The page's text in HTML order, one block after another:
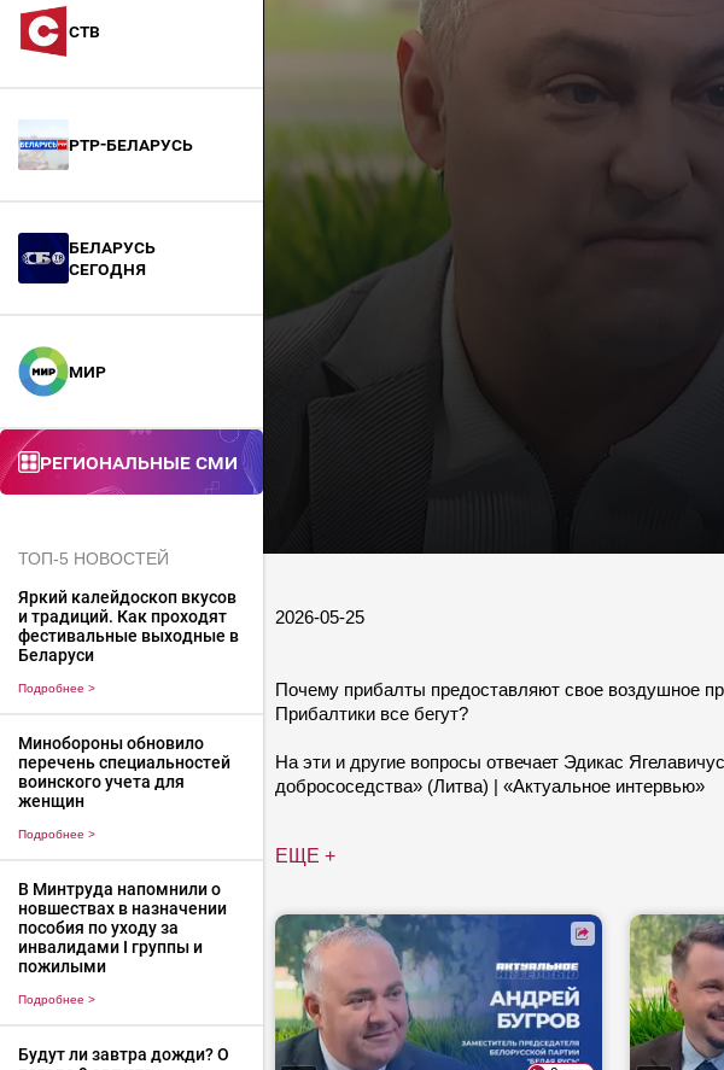
СТВ
РТР-Беларусь
БЕЛАРУСЬ
СЕГОДНЯ
МИР
Региональные СМИ
ТОП-5 НОВОСТЕЙ
Яркий калейдоскоп вкусов
и традиций. Как проходят
фестивальные выходные в
Беларуси
Подробнее >
Минобороны обновило
перечень специальностей
воинского учета для
женщин
Подробнее >
В Минтруда напомнили о
новшествах в назначении
пособия по уходу за
инвалидами I группы и
пожилыми
Подробнее >
Будут ли завтра дожди? О
2026-05-25
Почему прибалты предоставляют свое воздушное
Прибалтики все бегут?
На эти и другие вопросы отвечает Эдикас
добрососедства» (Литва) | «Актуальное интервью»
ЕЩЕ +